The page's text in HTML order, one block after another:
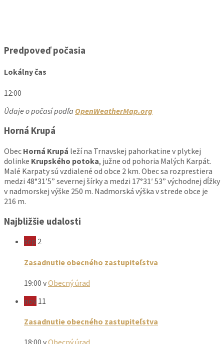
Predpoveď počasia
Lokálny čas
12:00
Údaje o počasí podľa OpenWeatherMap.org
Horná Krupá
Obec Horná Krupá leží na Trnavskej pahorkatine v plytkej
dolinke Krupského potoka, južne od pohoria Malých Karpát.
Malé Karpaty sú vzdialené od obce 2 km. Obec sa rozprestiera
medzi 48°31’5” severnej šírky a medzi 17°31′ 53” východnej dĺžky
v nadmorskej výške 250 m. Nadmorská výška v strede obce je
216 m.
Najbližšie udalosti
sep 2
Zasadnutie obecného zastupiteľstva
19:00 vObecný úrad
nov 11
Zasadnutie obecného zastupiteľstva